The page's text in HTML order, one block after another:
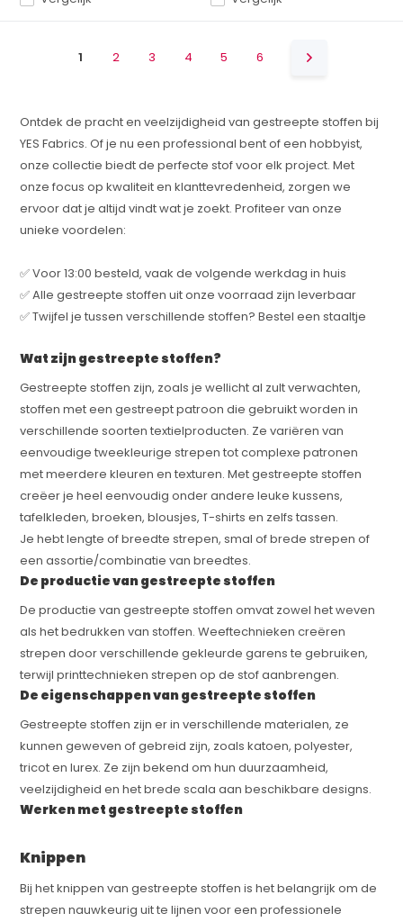
1 2 3 4 5 6
Ontdek de pracht en veelzijdigheid van gestreepte stoffen bij
YES Fabrics. Of je nu een professional bent of een hobbyist,
onze collectie biedt de perfecte stof voor elk project. Met
onze focus op kwaliteit en klanttevredenheid, zorgen we
ervoor dat je altijd vindt wat je zoekt. Profiteer van onze
unieke voordelen:
✅ Voor 13:00 besteld, vaak de volgende werkdag in huis
✅ Alle gestreepte stoffen uit onze voorraad zijn leverbaar
✅ Twijfel je tussen verschillende stoffen? Bestel een staaltje
Wat zijn gestreepte stoffen?
Gestreepte stoffen zijn, zoals je wellicht al zult verwachten,
stoffen met een gestreept patroon die gebruikt worden in
verschillende soorten textielproducten. Ze variëren van
eenvoudige tweekleurige strepen tot complexe patronen
met meerdere kleuren en texturen. Met gestreepte stoffen
creëer je heel eenvoudig onder andere leuke kussens,
tafelkleden, broeken, blousjes, T-shirts en zelfs tassen.
Je hebt lengte of breedte strepen, smal of brede strepen of
een assortie/combinatie van breedtes.
De productie van gestreepte stoffen
De productie van gestreepte stoffen omvat zowel het weven
als het bedrukken van stoffen. Weeftechnieken creëren
strepen door verschillende gekleurde garens te gebruiken,
terwijl printtechnieken strepen op de stof aanbrengen.
De eigenschappen van gestreepte stoffen
Gestreepte stoffen zijn er in verschillende materialen, ze
kunnen geweven of gebreid zijn, zoals katoen, polyester,
tricot en lurex. Ze zijn bekend om hun duurzaamheid,
veelzijdigheid en het brede scala aan beschikbare designs.
Werken met gestreepte stoffen
Knippen
Bij het knippen van gestreepte stoffen is het belangrijk om de
strepen nauwkeurig uit te lijnen voor een professionele